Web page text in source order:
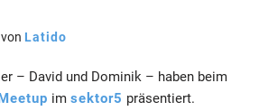
von Latido
– David und Dominik – haben beim
im sektor5 präsentiert.